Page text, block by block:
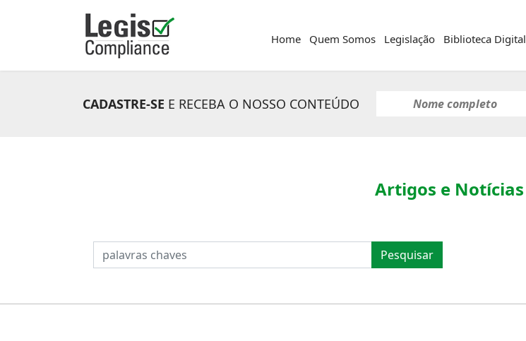
Home Quem Somos Legislação Biblioteca Digital
CADASTRE-SE E RECEBA O NOSSO CONTEÚDO
PESQUISAR Pesquisar
Artigos e Notícias